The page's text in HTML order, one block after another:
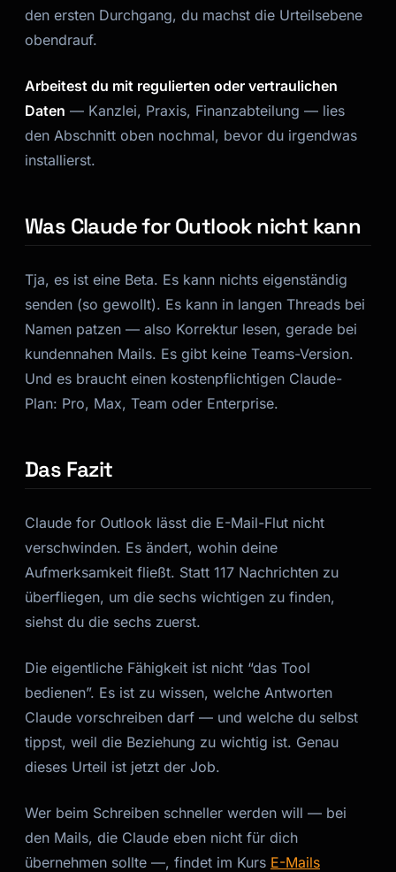
den ersten Durchgang, du machst die Urteilsebene
obendrauf.
Arbeitest du mit regulierten oder vertraulichen
Daten — Kanzlei, Praxis, Finanzabteilung — lies
den Abschnitt oben nochmal, bevor du irgendwas
installierst.
Was Claude for Outlook nicht kann
Tja, es ist eine Beta. Es kann nichts eigenständig
senden (so gewollt). Es kann in langen Threads bei
Namen patzen — also Korrektur lesen, gerade bei
kundennahen Mails. Es gibt keine Teams-Version.
Und es braucht einen kostenpflichtigen Claude-
Plan: Pro, Max, Team oder Enterprise.
Das Fazit
Claude for Outlook lässt die E-Mail-Flut nicht
verschwinden. Es ändert, wohin deine
Aufmerksamkeit fließt. Statt 117 Nachrichten zu
überfliegen, um die sechs wichtigen zu finden,
siehst du die sechs zuerst.
Die eigentliche Fähigkeit ist nicht “das Tool
bedienen”. Es ist zu wissen, welche Antworten
Claude vorschreiben darf — und welche du selbst
tippst, weil die Beziehung zu wichtig ist. Genau
dieses Urteil ist jetzt der Job.
Wer beim Schreiben schneller werden will — bei
den Mails, die Claude eben nicht für dich
übernehmen sollte —, findet im Kurs E-Mails